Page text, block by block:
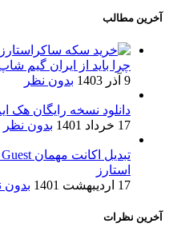
آخرین مطالب
چرا باید از ایران گیم
9 آذر 1403
بدون نظر
دانلود نسخه رایگان هک
17 خرداد 1401
بدون نظر
استارز
17 اردیبهشت 1401
بدون
آخرین نظرات